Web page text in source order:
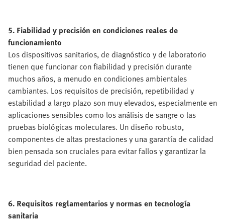
5. Fiabilidad y precisión en condiciones reales de
funcionamiento
Los dispositivos sanitarios, de diagnóstico y de laboratorio
tienen que funcionar con fiabilidad y precisión durante
muchos años, a menudo en condiciones ambientales
cambiantes. Los requisitos de precisión, repetibilidad y
estabilidad a largo plazo son muy elevados, especialmente en
aplicaciones sensibles como los análisis de sangre o las
pruebas biológicas moleculares. Un diseño robusto,
componentes de altas prestaciones y una garantía de calidad
bien pensada son cruciales para evitar fallos y garantizar la
seguridad del paciente.
6. Requisitos reglamentarios y normas en tecnología
sanitaria